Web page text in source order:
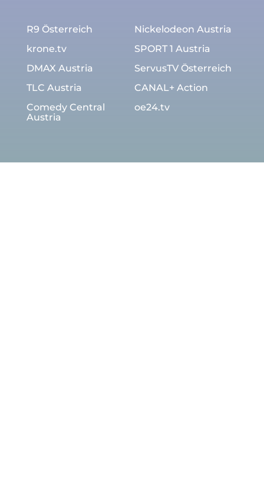
R9 Österreich
krone.tv
DMAX Austria
TLC Austria
Comedy Central
Austria
Nickelodeon Austria
SPORT 1 Austria
ServusTV Österreich
CANAL+ Action
oe24.tv